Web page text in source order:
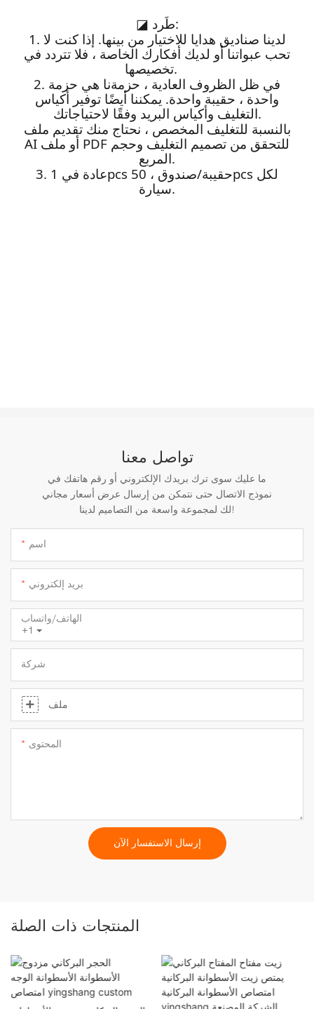
◪
طَرد:
1. لدينا صناديق هدايا للاختيار من بينها. إذا كنت لا
تحب عبواتنا أو لديك أفكارك الخاصة ، فلا تتردد في
تخصيصها.
2. في ظل الظروف العادية ، حزمةنا هي حزمة
واحدة ، حقيبة واحدة. يمكننا أيضًا توفير أكياس
التغليف وأكياس البريد وفقًا لاحتياجاتك.
بالنسبة للتغليف المخصص ، نحتاج منك تقديم ملف
AI أو ملف PDF للتحقق من تصميم التغليف وحجم
المربع.
3. عادة في 1pcs حقيبة/صندوق ، 50pcs لكل
سيارة.
تواصل معنا
ما عليك سوى ترك بريدك الإلكتروني أو رقم هاتفك في
نموذج الاتصال حتى نتمكن من إرسال عرض أسعار مجاني
لك لمجموعة واسعة من التصاميم لدينا!
اسم
بريد إلكتروني
+1
الهاتف/واتساب
شركة
ملف
المحتوى
إرسال الاستفسار الآن
المنتجات ذات الصلة